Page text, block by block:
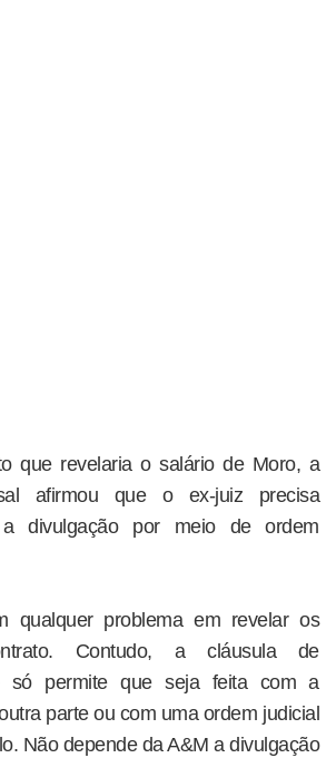
que revelaria o salário de Moro, a
afirmou que o ex-juiz precisa
divulgação por meio de ordem
qualquer problema em revelar os
Contudo, a cláusula de
só permite que seja feita com a
parte ou com uma ordem judicial
Não depende da A&M a divulgação